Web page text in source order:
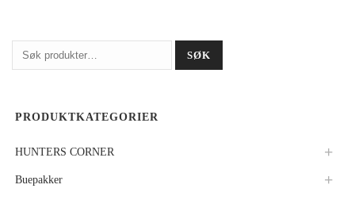
Søk
etter:
SØK
PRODUKTKATEGORIER
HUNTERS CORNER
Buepakker